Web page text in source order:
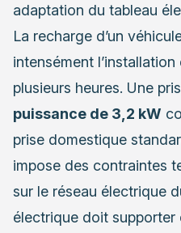
adaptation du tableau
La recharge d’un
intensément
plusieurs heures. Une
puissance de 3,2 kW
prise domestique
impose des contraintes
sur le réseau électrique
électrique doit supporter